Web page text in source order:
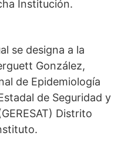
Institución.
se designa a la
González,
de Epidemiología
de Seguridad y
Distrito